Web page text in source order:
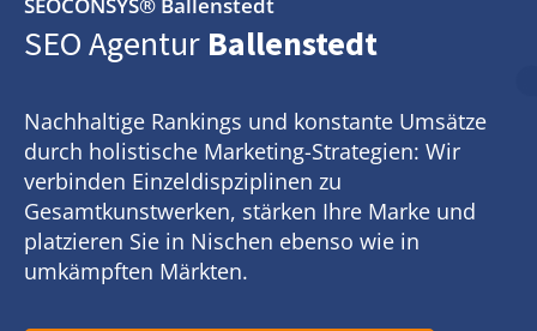
SEO Agentur Ballenstedt
Nachhaltige Rankings und konstante Umsätze
durch holistische Marketing-Strategien: Wir
verbinden Einzeldispziplinen zu
Gesamtkunstwerken, stärken Ihre Marke und
platzieren Sie in Nischen ebenso wie in
umkämpften Märkten.